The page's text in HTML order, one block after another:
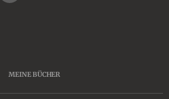
MEINE BÜCHER